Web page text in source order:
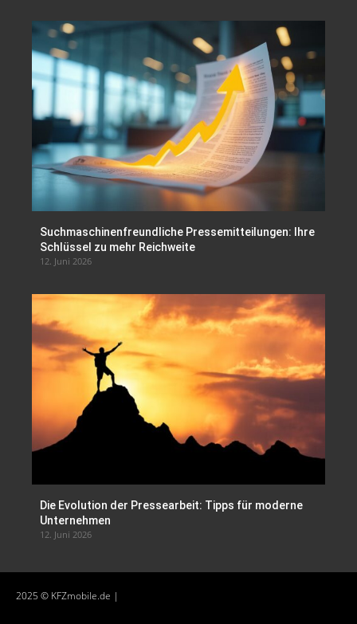
Suchmaschinenfreundliche Pressemitteilungen: Ihre
Schlüssel zu mehr Reichweite
12. Juni 2026
Die Evolution der Pressearbeit: Tipps für moderne
Unternehmen
12. Juni 2026
2025 © KFZmobile.de |